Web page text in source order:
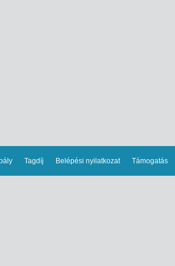
Tagdíj Belépési nyilatkozat Támogatás